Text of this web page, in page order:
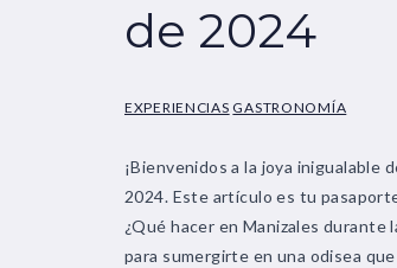
de 2024
EXPERIENCIAS GASTRONOMÍA
¡Bienvenidos a la joya inigualable
2024. Este artículo es tu
¿Qué hacer en Manizales
para sumergirte en una odisea